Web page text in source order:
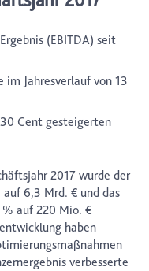
(EBITDA) seit
Jahresverlauf von 13
Cent gesteigerten
2017 wurde der
6,3 Mrd. € und das
% auf 220 Mio. €
haben
verbesserte